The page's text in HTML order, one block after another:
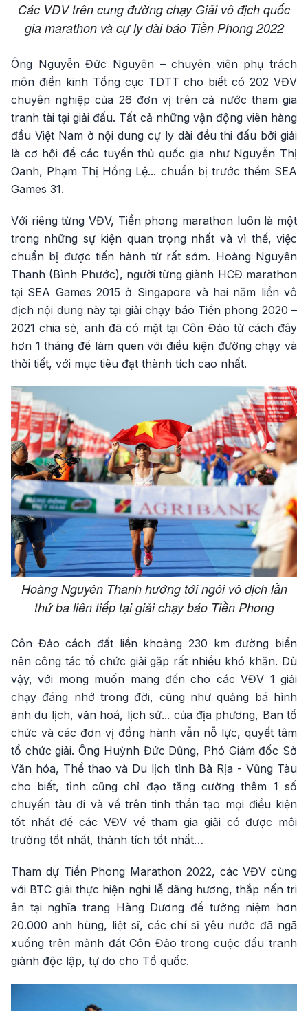
Các VĐV trên cung đường chạy Giải vô địch quốc
gia marathon và cự ly dài báo Tiền Phong 2022
Ông Nguyễn Đức Nguyên – chuyên viên phụ trách
môn điền kinh Tổng cục TDTT cho biết có 202 VĐV
chuyên nghiệp của 26 đơn vị trên cả nước tham gia
tranh tài tại giải đấu. Tất cả những vận động viên hàng
đầu Việt Nam ở nội dung cự ly dài đều thi đấu bởi giải
là cơ hội để các tuyển thủ quốc gia như Nguyễn Thị
Oanh, Phạm Thị Hồng Lệ... chuẩn bị trước thềm SEA
Games 31.
Với riêng từng VĐV, Tiền phong marathon luôn là một
trong những sự kiện quan trọng nhất và vì thế, việc
chuẩn bị được tiến hành từ rất sớm. Hoàng Nguyên
Thanh (Bình Phước), người từng giành HCĐ marathon
tại SEA Games 2015 ở Singapore và hai năm liền vô
địch nội dung này tại giải chạy báo Tiền phong 2020 –
2021 chia sẻ, anh đã có mặt tại Côn Đảo từ cách đây
hơn 1 tháng để làm quen với điều kiện đường chạy và
thời tiết, với mục tiêu đạt thành tích cao nhất.
Hoàng Nguyên Thanh hướng tới ngôi vô địch lần
thứ ba liên tiếp tại giải chạy báo Tiền Phong
Côn Đảo cách đất liền khoảng 230 km đường biển
nên công tác tổ chức giải gặp rất nhiều khó khăn. Dù
vậy, với mong muốn mang đến cho các VĐV 1 giải
chạy đáng nhớ trong đời, cũng như quảng bá hình
ảnh du lịch, văn hoá, lịch sử... của địa phương, Ban tổ
chức và các đơn vị đồng hành vẫn nỗ lực, quyết tâm
tổ chức giải. Ông Huỳnh Đức Dũng, Phó Giám đốc Sở
Văn hóa, Thể thao và Du lịch tỉnh Bà Rịa - Vũng Tàu
cho biết, tỉnh cũng chỉ đạo tăng cường thêm 1 số
chuyến tàu đi và về trên tinh thần tạo mọi điều kiện
tốt nhất để các VĐV về tham gia giải có được môi
trường tốt nhất, thành tích tốt nhất…
Tham dự Tiền Phong Marathon 2022, các VĐV cùng
với BTC giải thực hiện nghi lễ dâng hương, thắp nến tri
ân tại nghĩa trang Hàng Dương để tưởng niệm hơn
20.000 anh hùng, liệt sĩ, các chí sĩ yêu nước đã ngã
xuống trên mảnh đất Côn Đảo trong cuộc đấu tranh
giành độc lập, tự do cho Tổ quốc.